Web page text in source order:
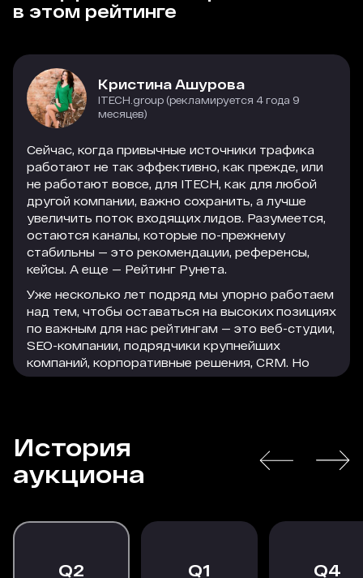
в этом рейтинге
Кристина Ашурова
ITECH.group (рекламируется 4 года 9
месяцев)
Сейчас, когда привычные источники трафика
работают не так эффективно, как прежде, или
не работают вовсе, для ITECH, как для любой
другой компании, важно сохранить, а лучше
увеличить поток входящих лидов. Разумеется,
остаются каналы, которые по-прежнему
стабильны — это рекомендации, референсы,
кейсы. А еще — Рейтинг Рунета.
Уже несколько лет подряд мы упорно работаем
над тем, чтобы оставаться на высоких позициях
по важным для нас рейтингам — это веб-студии,
SEO-компании, подрядчики крупнейших
компаний, корпоративные решения, CRM. Но
параллельно с этим мы активно используем
трафика на сайт. Этот трафик легко
конвертируется в заявки, а заявки — в
благодарных клиентов, которые остаются с
В текущей экономической ситуации особенно
важно действовать проактивно, следить за
РАСКРЫТЬ
История
аукциона
2 1 4